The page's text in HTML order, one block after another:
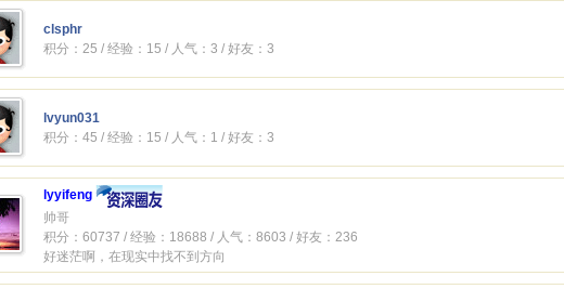
clsphr
积分：25 / 经验：15 / 人气：3 / 好友：3
lvyun031
积分：45 / 经验：15 / 人气：1 / 好友：3
lyyifeng
帅哥
积分：60737 / 经验：18688 / 人气：8603 / 好友：236
好迷茫啊，在现实中找不到方向